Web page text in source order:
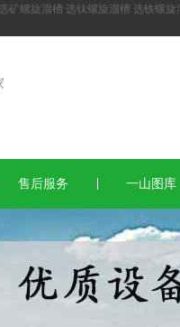
选矿螺旋溜槽 选钛螺旋溜槽 选铁螺旋
售后服务 一山图库